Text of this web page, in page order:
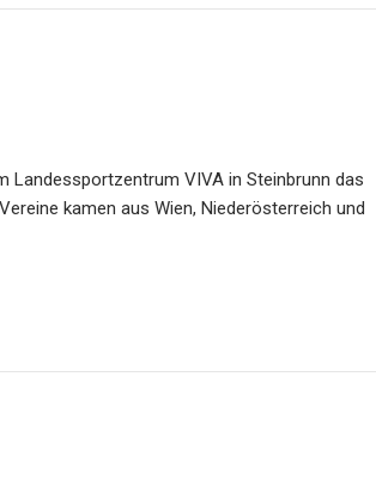
Landessportzentrum VIVA in Steinbrunn das
kamen aus Wien, Niederösterreich und